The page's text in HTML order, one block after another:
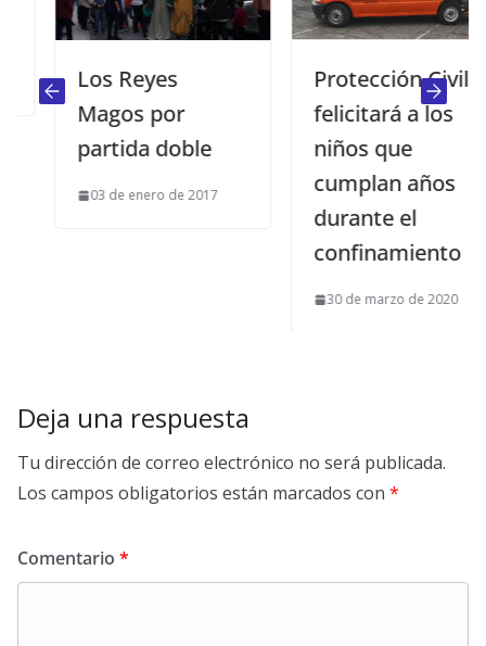
Los Reyes
Magos por
partida doble
03 de enero de 2017
Protección Civil
felicitará a los
niños que
cumplan años
durante el
confinamiento
30 de marzo de 2020
Deja una respuesta
Tu dirección de correo electrónico no será publicada.
Los campos obligatorios están marcados con *
Comentario *